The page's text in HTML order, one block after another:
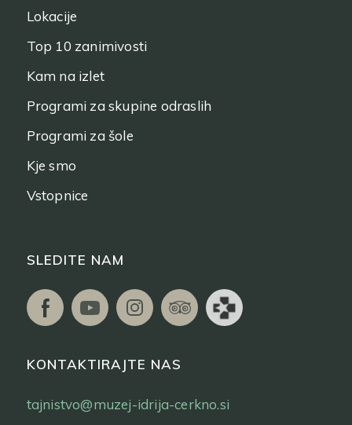
Lokacije
Top 10 zanimivosti
Kam na izlet
Programi za skupine odraslih
Programi za šole
Kje smo
Vstopnice
SLEDITE NAM
KONTAKTIRAJTE NAS
tajnistvo@muzej-idrija-cerkno.si